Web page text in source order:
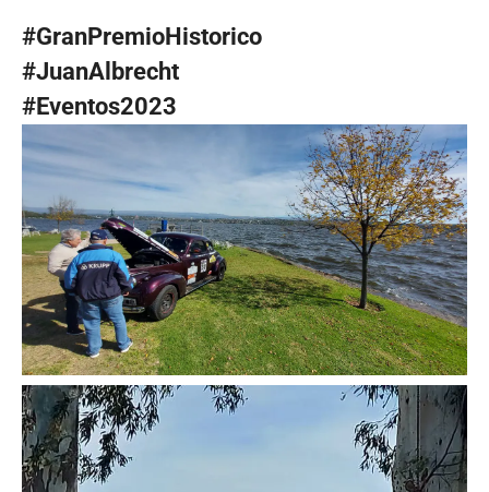
#GranPremioHistorico
#JuanAlbrecht
#Eventos2023